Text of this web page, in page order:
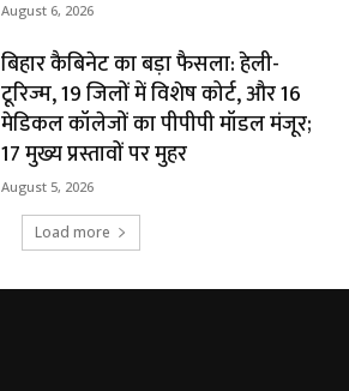
August 6, 2026
बिहार कैबिनेट का बड़ा फैसला: हेली-
टूरिज्म, 19 जिलों में विशेष कोर्ट, और 16
मेडिकल कॉलेजों का पीपीपी मॉडल मंजूर;
17 मुख्य प्रस्तावों पर मुहर
August 5, 2026
Load more